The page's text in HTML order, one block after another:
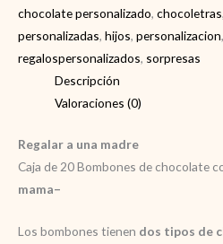
chocolate personalizado, chocoletras,
personalizadas, hijos, personalizacion,
regalospersonalizados, sorpresas
Descripción
Valoraciones (0)
Regalar a una madre
Caja de 20 Bombones de chocolate
mama–
Los bombones tienen dos tipos de